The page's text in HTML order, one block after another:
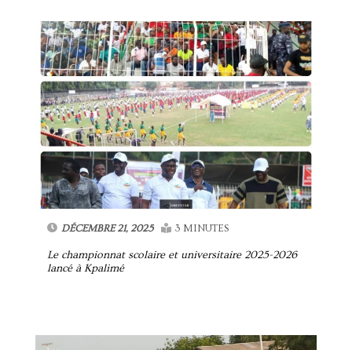
DÉCEMBRE 21, 2025 3 MINUTES
Le championnat scolaire et universitaire 2025-2026
lancé à Kpalimé